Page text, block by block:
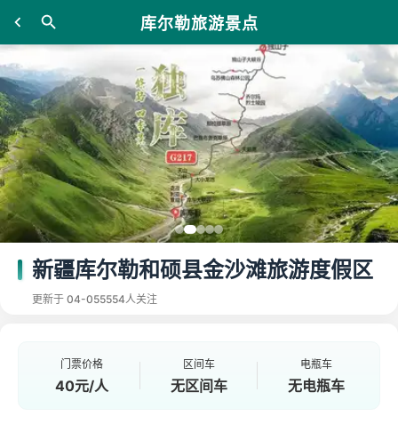
库尔勒旅游景点
新疆库尔勒和硕县金沙滩旅游度假区
更新于 04-055554人关注
门票价格
40元/人
区间车
无区间车
电瓶车
无电瓶车